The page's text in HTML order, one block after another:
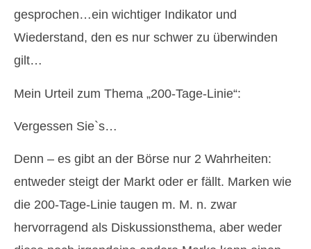
gesprochen…ein wichtiger Indikator und
Wiederstand, den es nur schwer zu überwinden
gilt…
Mein Urteil zum Thema „200-Tage-Linie“:
Vergessen Sie`s…
Denn – es gibt an der Börse nur 2 Wahrheiten:
entweder steigt der Markt oder er fällt. Marken wie
die 200-Tage-Linie taugen m. M. n. zwar
hervorragend als Diskussionsthema, aber weder